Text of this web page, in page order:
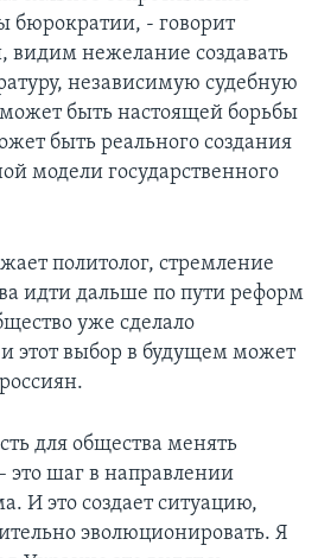
бюрократии, - говорит
видим нежелание создавать
независимую судебную
может быть настоящей борьбы
быть реального создания
модели государственного
политолог, стремление
идти дальше по пути реформ
уже сделало
этот выбор в будущем может
для общества менять
это шаг в направлении
И это создает ситуацию,
эволюционировать. Я